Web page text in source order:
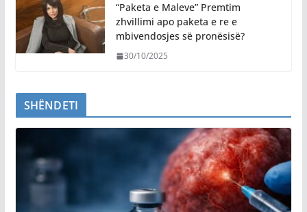
“Paketa e Maleve” Premtim
zhvillimi apo paketa e re e
mbivendosjes së pronësisë?
30/10/2025
SHËNDETI